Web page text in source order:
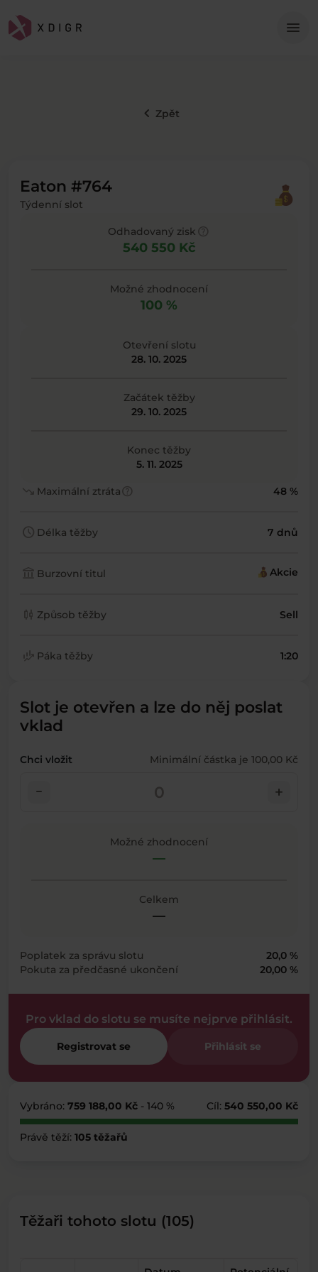
menu
keyboard_arrow_left Zpět
Eaton #764
Týdenní slot
Odhadovaný zisk
540 550 Kč
Možné zhodnocení
100 %
Otevření slotu
28. 10. 2025
Začátek těžby
29. 10. 2025
Konec těžby
5. 11. 2025
trending_down Maximální ztrátahelp 48 %
schedule Délka těžby 7 dnů
account_balance Burzovní titul Akcie
candlestick_chart Způsob těžby Sell
finance_mode Páka těžby 1:20
Slot je otevřen a lze do něj poslat
vklad
Chci vložit Minimální částka je 100,00 Kč
check_indeterminate_small add
Možné zhodnocení
—
Celkem
—
Poplatek za správu slotu
20,0 %
Pokuta za předčasné ukončení
20,00 %
Pro vklad do slotu se musíte nejprve přihlásit.
Registrovat se Přihlásit se
Vybráno: 759 188,00 Kč - 140 % Cíl: 540 550,00 Kč
Právě těží: 105 těžařů
Těžaři tohoto slotu (105)